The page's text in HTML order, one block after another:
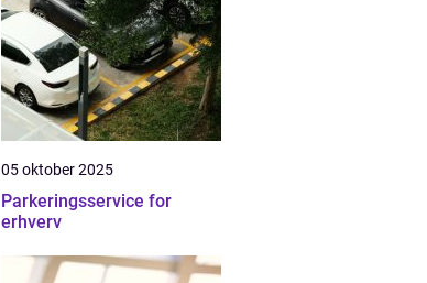
05 oktober 2025
Parkeringsservice for
erhverv